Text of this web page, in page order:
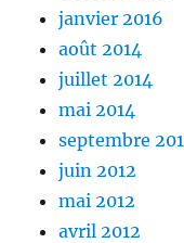
janvier 2016
août 2014
juillet 2014
mai 2014
septembre
juin 2012
mai 2012
avril 2012